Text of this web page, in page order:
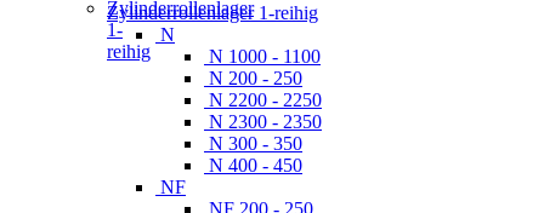
Zylinderrollenlager 1-reihig
N
N 1000 - 1100
N 200 - 250
N 2200 - 2250
N 2300 - 2350
N 300 - 350
N 400 - 450
NF
NF 200 - 250